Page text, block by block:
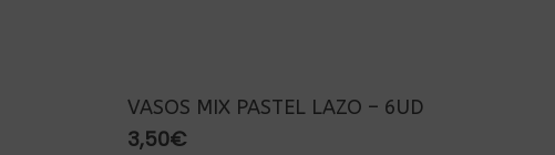
VASOS MIX PASTEL LAZO – 6UD
3,50€